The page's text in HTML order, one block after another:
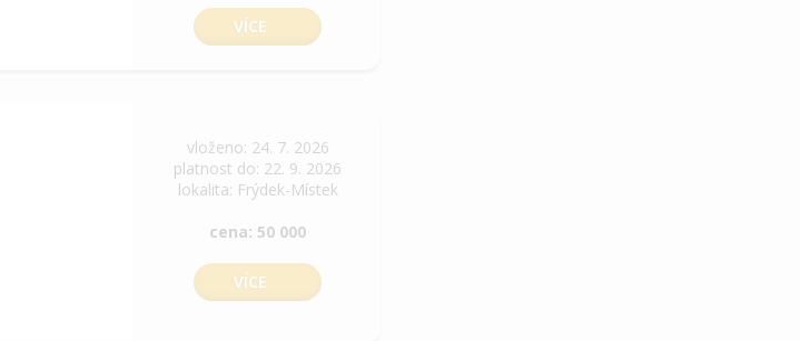
VÍCE
vloženo: 24. 7. 2026
platnost do: 22. 9. 2026
lokalita: Frýdek-Místek
cena: 50 000
VÍCE